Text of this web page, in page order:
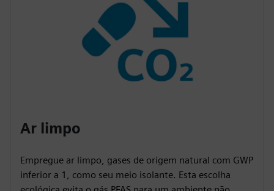
Ar limpo
Empregue ar limpo, gases de origem natural com GWP
inferior a 1, como seu meio isolante. Esta escolha